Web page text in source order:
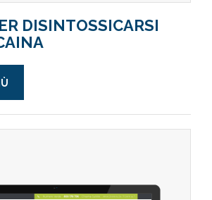
DISINTOSSICARSI